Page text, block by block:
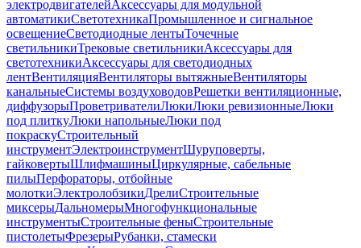
электродвигателейАксессуары для модульной
автоматикиСветотехникаПромышленное и сигнальное
освещениеСветодиодные лентыТочечные
светильникиТрековые светильникиАксессуары для
светотехникиАксессуары для светодиодных
лентВентиляцияВентиляторы вытяжныеВентиляторы
канальныеСистемы воздуховодовРешетки вентиляционные,
диффузорыПроветривателиЛюкиЛюки ревизионныеЛюки
под плиткуЛюки напольныеЛюки под
покраскуСтроительный
инструментЭлектроинструментШуруповерты,
гайковертыШлифмашиныЦиркулярные, сабельные
пилыПерфораторы, отбойные
молоткиЭлектролобзикиДрелиСтроительные
миксерыДальномерыМногофункциональные
инструментыСтроительные феныСтроительные
пистолетыФрезерыРубанки, стамески